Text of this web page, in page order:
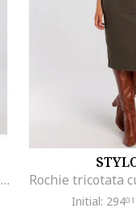
Rochie tricotata cu decolteu - olive,
Initial: 29401